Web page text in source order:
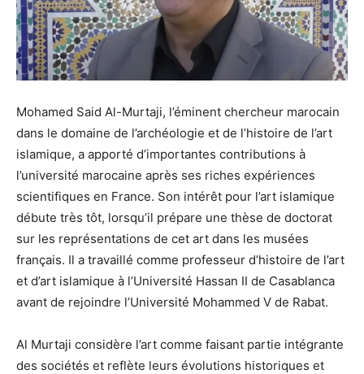
Mohamed Said Al-Murtaji, l’éminent chercheur marocain
dans le domaine de l’archéologie et de l’histoire de l’art
islamique, a apporté d’importantes contributions à
l’université marocaine après ses riches expériences
scientifiques en France. Son intérêt pour l’art islamique
débute très tôt, lorsqu’il prépare une thèse de doctorat
sur les représentations de cet art dans les musées
français. Il a travaillé comme professeur d’histoire de l’art
et d’art islamique à l’Université Hassan II de Casablanca
avant de rejoindre l’Université Mohammed V de Rabat.
Al Murtaji considère l’art comme faisant partie intégrante
des sociétés et reflète leurs évolutions historiques et